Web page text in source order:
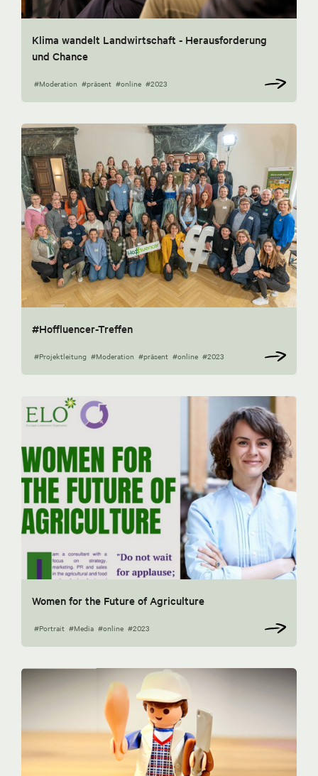
Klima wandelt Landwirtschaft - Herausforderung
und Chance
#Moderation #präsent #online #2023
#Hoffluencer-Treffen
#Projektleitung #Moderation #präsent #online #2023
Women for the Future of Agriculture
#Portrait #Media #online #2023